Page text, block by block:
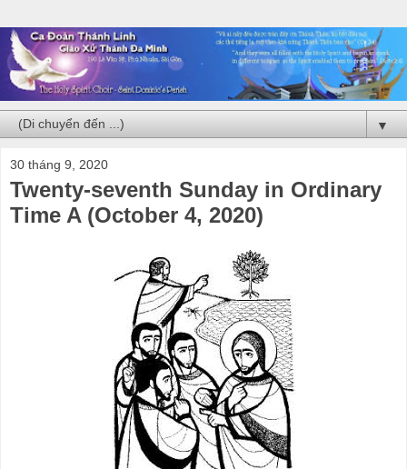
▼
30 tháng 9, 2020
Twenty-seventh Sunday in Ordinary
Time A (October 4, 2020)